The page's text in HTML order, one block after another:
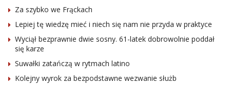
Za szybko we Frąckach
Lepiej tę wiedzę mieć i niech się nam nie przyda w praktyce
Wyciął bezprawnie dwie sosny. 61-latek dobrowolnie poddał
się karze
Suwałki zatańczą w rytmach latino
Kolejny wyrok za bezpodstawne wezwanie służb